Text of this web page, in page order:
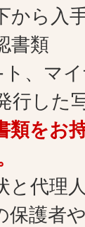
から入
書類
、マ
行した
類をお
と代理
保護者